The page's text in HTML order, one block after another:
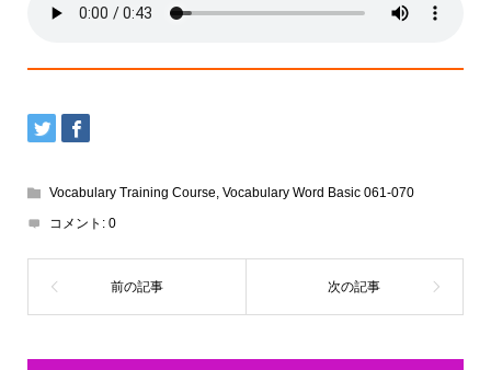
Vocabulary Training Course, Vocabulary Word Basic 061-070
コメント: 0